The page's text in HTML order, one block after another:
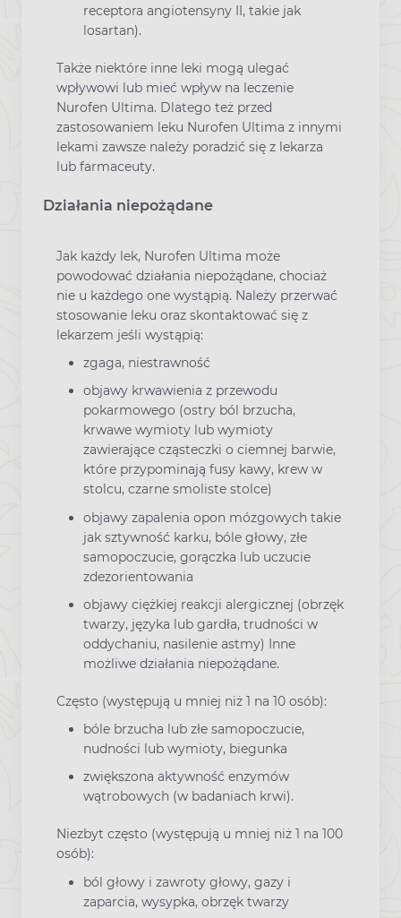
receptora angiotensyny II, takie jak
losartan).
Także niektóre inne leki mogą ulegać
wpływowi lub mieć wpływ na leczenie
Nurofen Ultima. Dlatego też przed
zastosowaniem leku Nurofen Ultima z innymi
lekami zawsze należy poradzić się z lekarza
lub farmaceuty.
Działania niepożądane
Jak każdy lek, Nurofen Ultima może
powodować działania niepożądane, chociaż
nie u każdego one wystąpią. Należy przerwać
stosowanie leku oraz skontaktować się z
lekarzem jeśli wystąpią:
zgaga, niestrawność
objawy krwawienia z przewodu
pokarmowego (ostry ból brzucha,
krwawe wymioty lub wymioty
zawierające cząsteczki o ciemnej barwie,
które przypominają fusy kawy, krew w
stolcu, czarne smoliste stolce)
objawy zapalenia opon mózgowych takie
jak sztywność karku, bóle głowy, złe
samopoczucie, gorączka lub uczucie
zdezorientowania
objawy ciężkiej reakcji alergicznej (obrzęk
twarzy, języka lub gardła, trudności w
oddychaniu, nasilenie astmy) Inne
możliwe działania niepożądane.
Często (występują u mniej niż 1 na 10 osób):
bóle brzucha lub złe samopoczucie,
nudności lub wymioty, biegunka
zwiększona aktywność enzymów
wątrobowych (w badaniach krwi).
Niezbyt często (występują u mniej niż 1 na 100
osób):
ból głowy i zawroty głowy, gazy i
zaparcia, wysypka, obrzęk twarzy